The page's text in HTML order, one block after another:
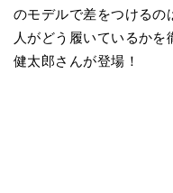
のモデルで差をつけるの
人がどう履いているか
健太郎さんが登場！